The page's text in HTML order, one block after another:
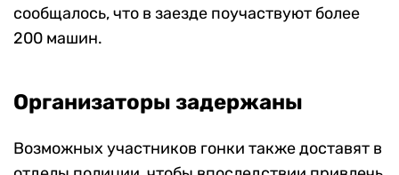
сообщалось, что в заезде поучаствуют более
200 машин.
Организаторы задержаны
Возможных участников гонки также доставят в